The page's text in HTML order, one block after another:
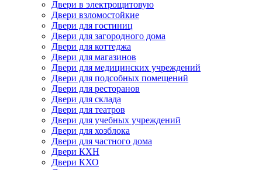
Двери в электрощитовую
Двери взломостойкие
Двери для гостиниц
Двери для загородного дома
Двери для коттеджа
Двери для магазинов
Двери для медицинских учреждений
Двери для подсобных помещений
Двери для ресторанов
Двери для склада
Двери для театров
Двери для учебных учреждений
Двери для хозблока
Двери для частного дома
Двери КХН
Двери КХО